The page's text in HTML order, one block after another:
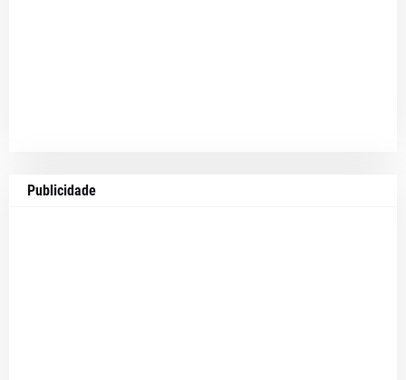
Publicidade